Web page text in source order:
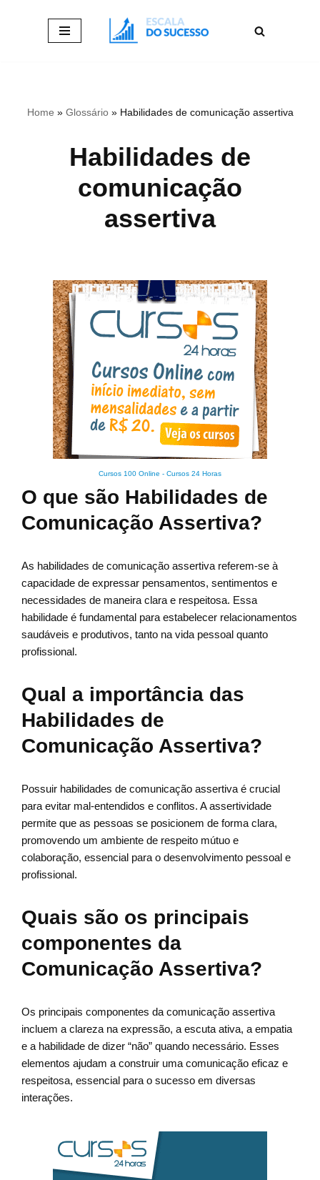
Home » Glossário» Habilidades de comunicação assertiva
Habilidades de
comunicação
assertiva
Cursos 100 Online - Cursos 24 Horas
O que são Habilidades de
Comunicação Assertiva?
As habilidades de comunicação assertiva referem-se à
capacidade de expressar pensamentos, sentimentos e
necessidades de maneira clara e respeitosa. Essa
habilidade é fundamental para estabelecer relacionamentos
saudáveis e produtivos, tanto na vida pessoal quanto
profissional.
Qual a importância das
Habilidades de
Comunicação Assertiva?
Possuir habilidades de comunicação assertiva é crucial
para evitar mal-entendidos e conflitos. A assertividade
permite que as pessoas se posicionem de forma clara,
promovendo um ambiente de respeito mútuo e
colaboração, essencial para o desenvolvimento pessoal e
profissional.
Quais são os principais
componentes da
Comunicação Assertiva?
Os principais componentes da comunicação assertiva
incluem a clareza na expressão, a escuta ativa, a empatia
e a habilidade de dizer “não” quando necessário. Esses
elementos ajudam a construir uma comunicação eficaz e
respeitosa, essencial para o sucesso em diversas
interações.